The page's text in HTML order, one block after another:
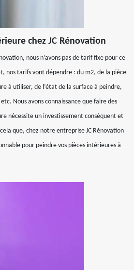
chez JC Rénovation
nous n’avons pas de tarif fixe pour ce
nos tarifs vont dépendre : du m2, de la pièce
à utiliser, de l’état de la surface à peindre,
Nous avons connaissance que faire des
nécessite un investissement conséquent et
que, chez notre entreprise JC Rénovation
pour peindre vos pièces intérieures à